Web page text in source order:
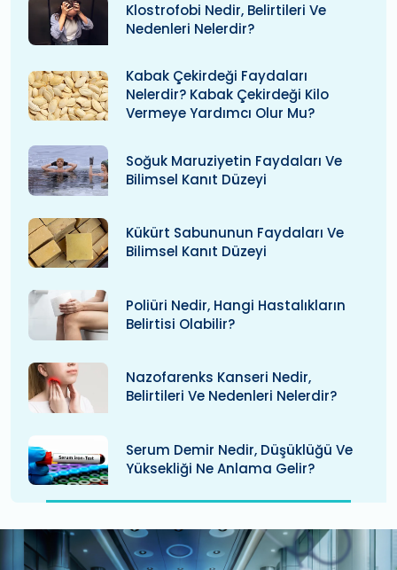
Klostrofobi Nedir, Belirtileri Ve
Nedenleri Nelerdir?
Kabak Çekirdeği Faydaları
Nelerdir? Kabak Çekirdeği Kilo
Vermeye Yardımcı Olur Mu?
Soğuk Maruziyetin Faydaları Ve
Bilimsel Kanıt Düzeyi
Kükürt Sabununun Faydaları Ve
Bilimsel Kanıt Düzeyi
Poliüri Nedir, Hangi Hastalıkların
Belirtisi Olabilir?
Nazofarenks Kanseri Nedir,
Belirtileri Ve Nedenleri Nelerdir?
Serum Demir Nedir, Düşüklüğü Ve
Yüksekliği Ne Anlama Gelir?